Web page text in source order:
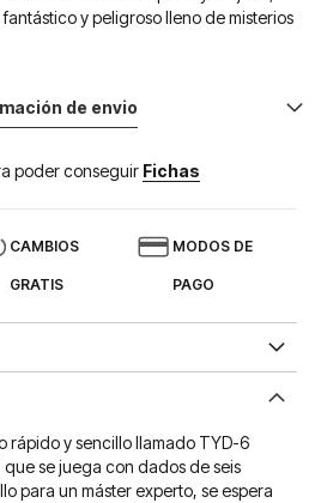
y peligroso lleno de misterios
de envio
poder conseguir Fichas
CAMBIOS
GRATIS
MODOS DE
PAGO
rápido y sencillo llamado TYD-6
que se juega con dados de seis
para un máster experto, se espera